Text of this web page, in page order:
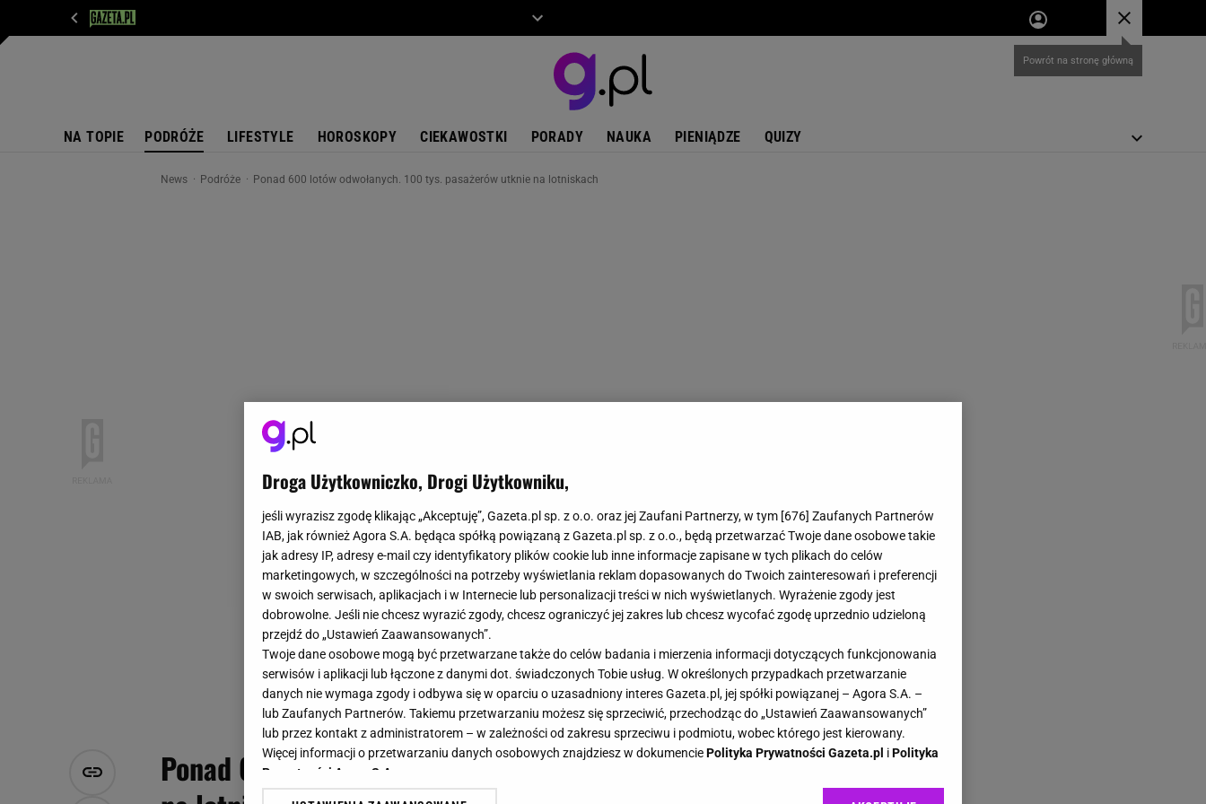
NA TOPIE PODRÓŻE LIFESTYLE HOROSKOPY CIEKAWOSTKI PORADY NAUKA PIENIĄDZE QUIZY
News Podróże Ponad 600 lotów odwołanych. 100 tys. pasażerów utknie na lotniskach
Ponad 600 lotów odwołanych. 100 tys. pasażerów utknie
Droga Użytkowniczko, Drogi Użytkowniku,
jeśli wyrazisz zgodę klikając „Akceptuję”, Gazeta.pl sp. z o.o. oraz jej Zaufani Partnerzy, w tym [676] Zaufanych Partnerów
IAB, jak również Agora S.A. będąca spółką powiązaną z Gazeta.pl sp. z o.o., będą przetwarzać Twoje dane osobowe takie
jak adresy IP, adresy e-mail czy identyfikatory plików cookie lub inne informacje zapisane w tych plikach do celów
marketingowych, w szczególności na potrzeby wyświetlania reklam dopasowanych do Twoich zainteresowań i preferencji
w swoich serwisach, aplikacjach i w Internecie lub personalizacji treści w nich wyświetlanych. Wyrażenie zgody jest
dobrowolne. Jeśli nie chcesz wyrazić zgody, chcesz ograniczyć jej zakres lub chcesz wycofać zgodę uprzednio udzieloną
przejdź do „Ustawień Zaawansowanych”.
Twoje dane osobowe mogą być przetwarzane także do celów badania i mierzenia informacji dotyczących funkcjonowania
serwisów i aplikacji lub łączone z danymi dot. świadczonych Tobie usług. W określonych przypadkach przetwarzanie
danych nie wymaga zgody i odbywa się w oparciu o uzasadniony interes Gazeta.pl, jej spółki powiązanej – Agora S.A. –
lub Zaufanych Partnerów. Takiemu przetwarzaniu możesz się sprzeciwić, przechodząc do „Ustawień Zaawansowanych”
lub przez kontakt z administratorem – w zależności od zakresu sprzeciwu i podmiotu, wobec którego jest kierowany.
Więcej informacji o przetwarzaniu danych osobowych znajdziesz w dokumenciePolityka Prywatności Gazeta.pl iPolityka
Prywatności Agora S.A.